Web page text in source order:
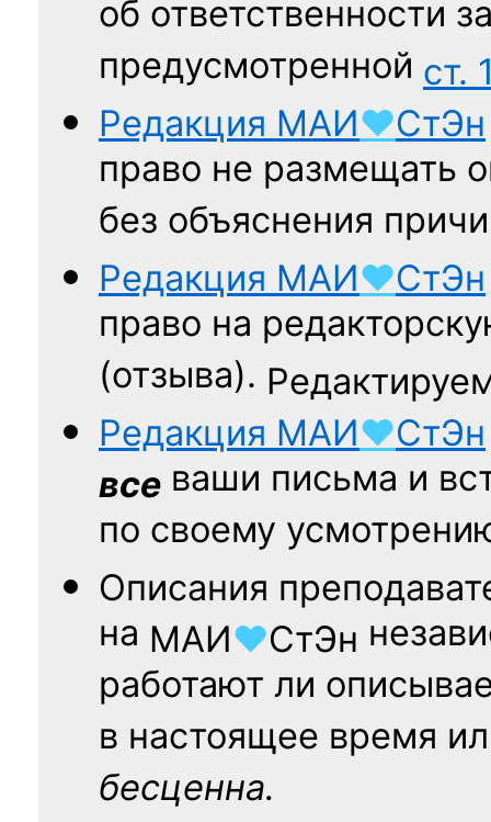
об ответственности
предусмотренной ст.
Редакция МАИ♥СтЭн
право не размещать
без объяснения
Редакция МАИ♥СтЭн
право на
(отзыва).
Редакция МАИ♥СтЭн
все ваши письма и
по своему
Описания
на МАИ♥СтЭн
работают ли
в настоящее время
бесценна.